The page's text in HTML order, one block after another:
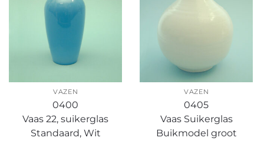
VAZEN
0400
Vaas 22, suikerglas
Standaard, Wit
VAZEN
0405
Vaas Suikerglas
Buikmodel groot